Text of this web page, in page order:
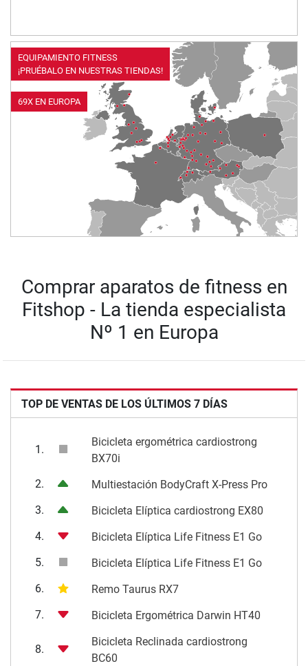
EQUIPAMIENTO FITNESS
¡PRUÉBALO EN NUESTRAS TIENDAS!
69X EN EUROPA
Comprar aparatos de fitness en
Fitshop - La tienda especialista
Nº 1 en Europa
TOP DE VENTAS DE LOS ÚLTIMOS 7 DÍAS
1.
Bicicleta ergométrica cardiostrong
BX70i
2.
Multiestación BodyCraft X-Press Pro
3.
Bicicleta Elíptica cardiostrong EX80
4.
Bicicleta Elíptica Life Fitness E1 Go
5.
Bicicleta Elíptica Life Fitness E1 Go
6.
Remo Taurus RX7
7.
Bicicleta Ergométrica Darwin HT40
8.
Bicicleta Reclinada cardiostrong
BC60